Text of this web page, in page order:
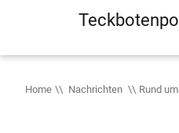
Home Nachrichten Rund